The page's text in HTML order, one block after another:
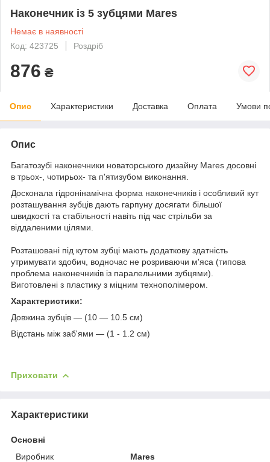
Наконечник із 5 зубцями Mares
Немає в наявності
Код: 423725
Роздріб
876 ₴
Опис Характеристики Доставка Оплата Умови
Опис
Багатозубі наконечники новаторського дизайну Mares досовні
в трьох-, чотирьох- та п'ятизубом виконання.
Досконала гідронінамічна форма наконечників і особливий кут
розташування зубців дають гарпуну досягати більшої
швидкості та стабільності навіть під час стрільби за
віддаленими цілями.
Розташовані під кутом зубці мають додаткову здатність
утримувати здобич, водночас не розриваючи м'яса (типова
проблема наконечників із паралельними зубцями).
Виготовлені з пластику з міцним технополімером.
Характеристики:
Довжина зубців — (10 — 10.5 см)
Відстань між заб'ями — (1 - 1.2 см)
Приховати
Характеристики
Основні
Виробник
Mares